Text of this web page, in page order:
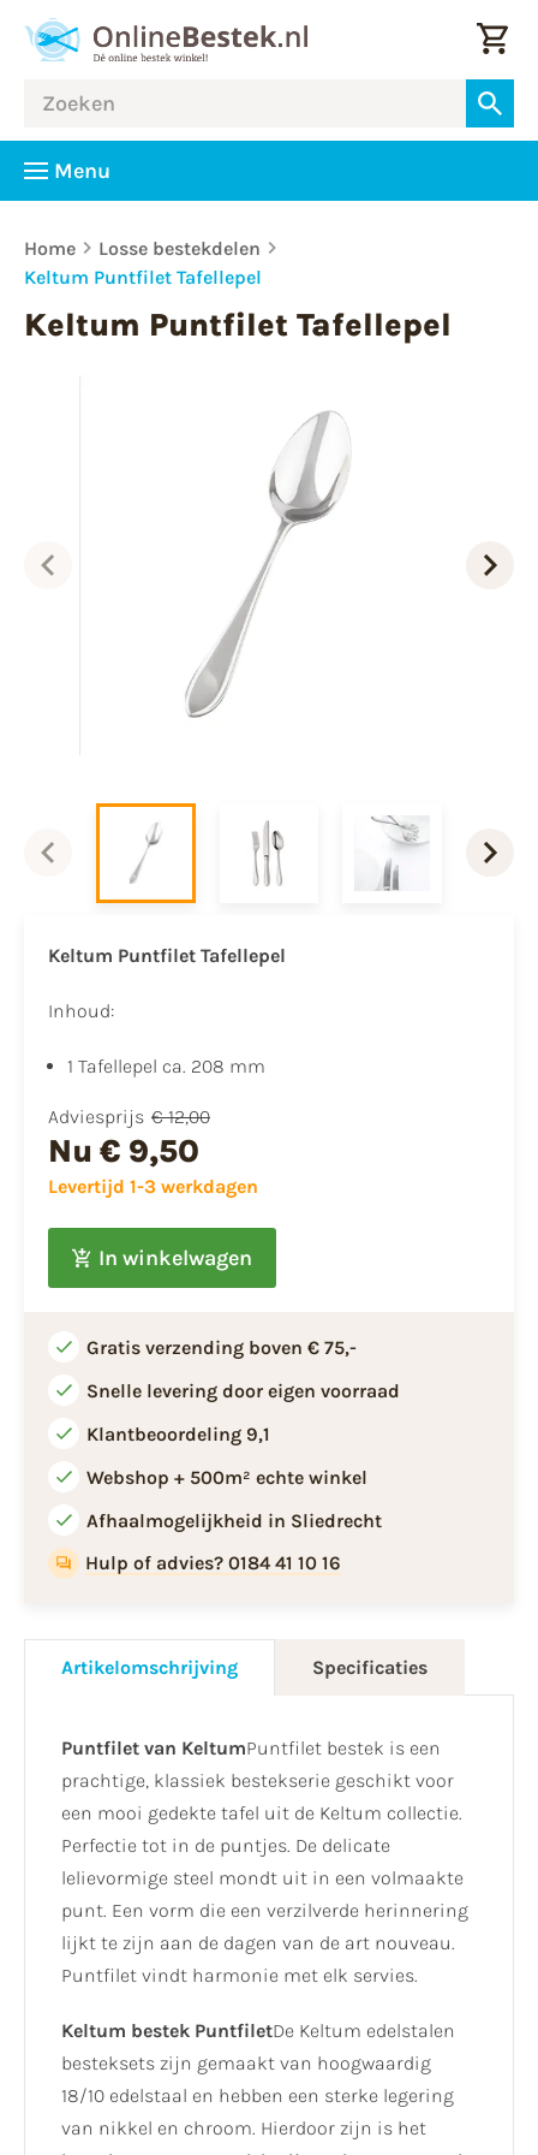
Menu
Home
Losse bestekdelen
Keltum Puntfilet Tafellepel
Keltum Puntfilet Tafellepel
Keltum Puntfilet Tafellepel
Inhoud:
1 Tafellepel ca. 208 mm
Adviesprijs € 12,00
Nu € 9,50
Levertijd 1-3 werkdagen
In winkelwagen
Gratis verzending boven € 75,-
Snelle levering door eigen voorraad
Klantbeoordeling 9,1
Webshop + 500m² echte winkel
Afhaalmogelijkheid in Sliedrecht
Hulp of advies? 0184 41 10 16
Artikelomschrijving Specificaties
Puntfilet van KeltumPuntfilet bestek is een
prachtige, klassiek bestekserie geschikt voor
een mooi gedekte tafel uit de Keltum collectie.
Perfectie tot in de puntjes. De delicate
lelievormige steel mondt uit in een volmaakte
punt. Een vorm die een verzilverde herinnering
lijkt te zijn aan de dagen van de art nouveau.
Puntfilet vindt harmonie met elk servies.
Keltum bestek PuntfiletDe Keltum edelstalen
besteksets zijn gemaakt van hoogwaardig
18/10 edelstaal en hebben een sterke legering
van nikkel en chroom. Hierdoor zijn is het